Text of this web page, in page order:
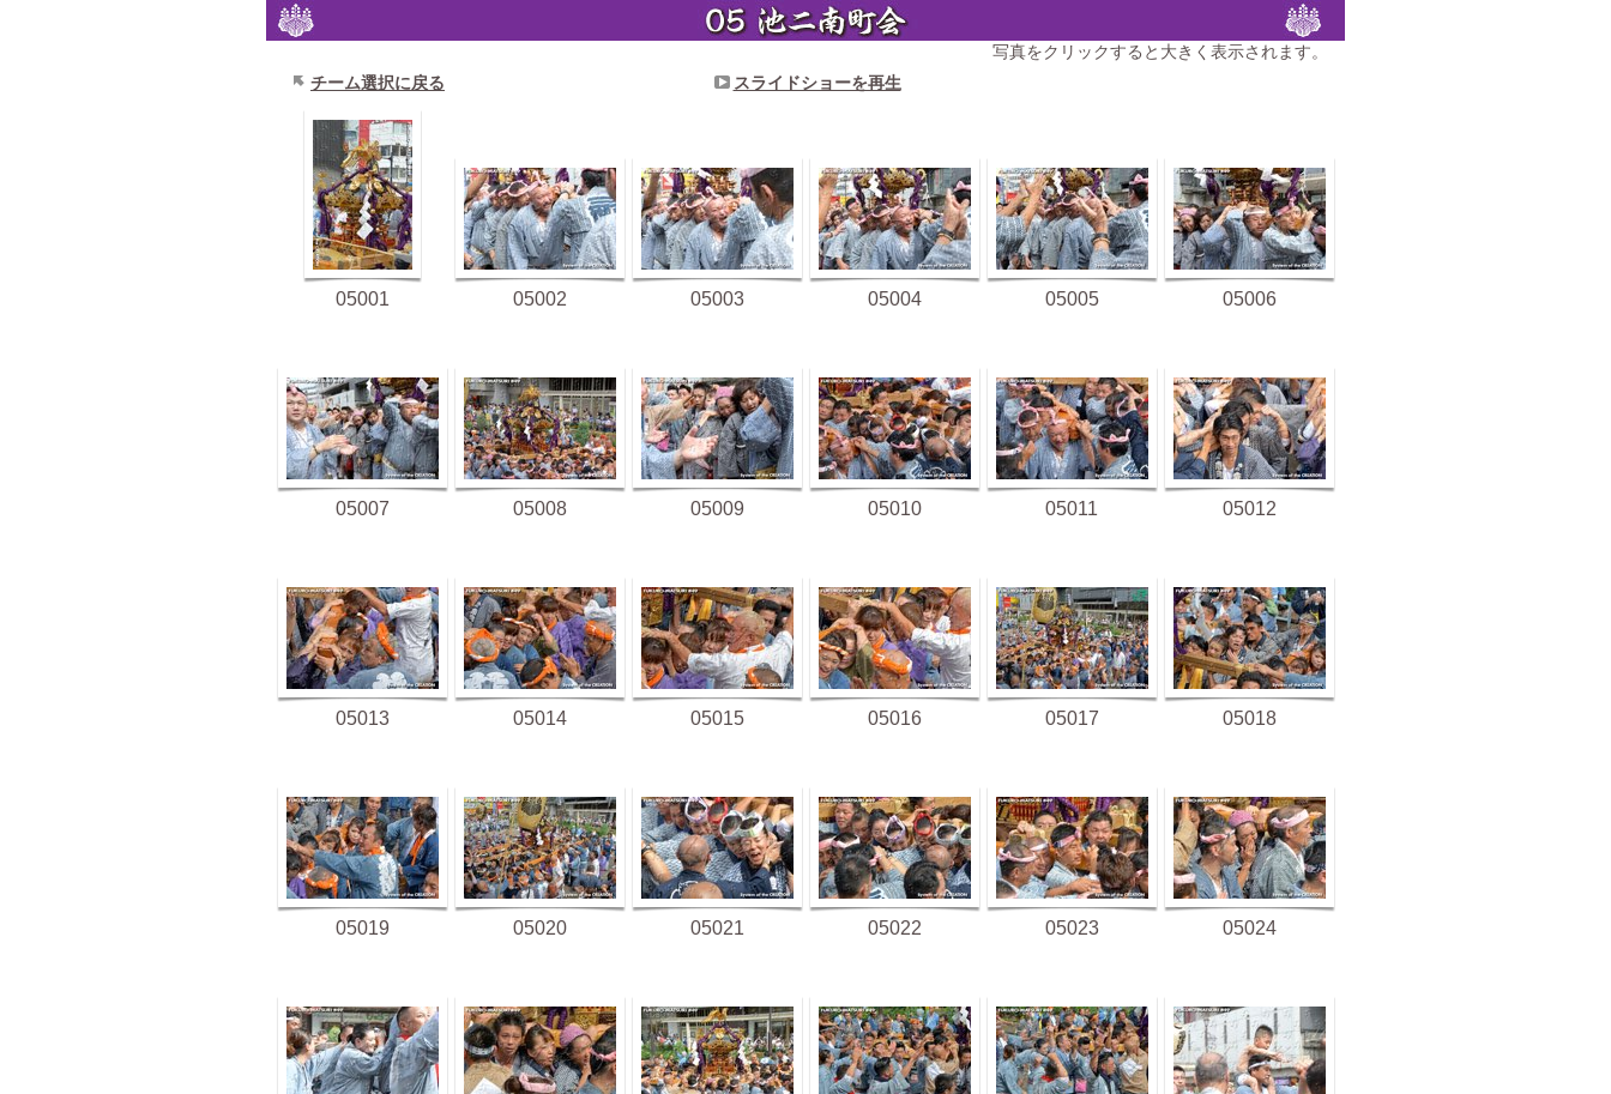
05001 05002 05003 05004 05005 05006
05007 05008 05009 05010 05011 05012
05013 05014 05015 05016 05017 05018
05019 05020 05021 05022 05023 05024
チーム選択に戻る スライドショーを再生
写真をクリックすると大きく表示されます。